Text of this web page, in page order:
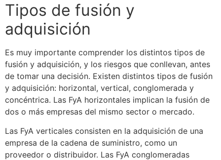
Tipos de fusión y
adquisición
Es muy importante comprender los distintos tipos de
fusión y adquisición, y los riesgos que conllevan, antes
de tomar una decisión. Existen distintos tipos de fusión
y adquisición: horizontal, vertical, conglomerada y
concéntrica. Las FyA horizontales implican la fusión de
dos o más empresas del mismo sector o mercado.
Las FyA verticales consisten en la adquisición de una
empresa de la cadena de suministro, como un
proveedor o distribuidor. Las FyA conglomeradas